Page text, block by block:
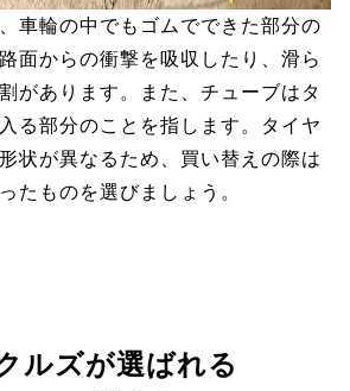
車輪の中でもゴムでできた部分の
面からの衝撃を吸収したり、滑ら
があります。また、チューブはタ
る部分のことを指します。タイヤ
状が異なるため、買い替えの際は
たものを選びましょう。
ルズが選ばれる